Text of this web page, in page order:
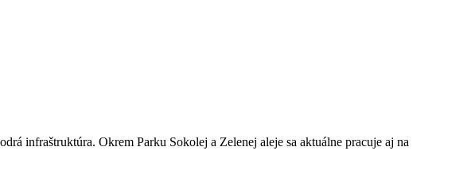
infraštruktúra. Okrem Parku Sokolej a Zelenej aleje sa aktuálne pracuje aj na